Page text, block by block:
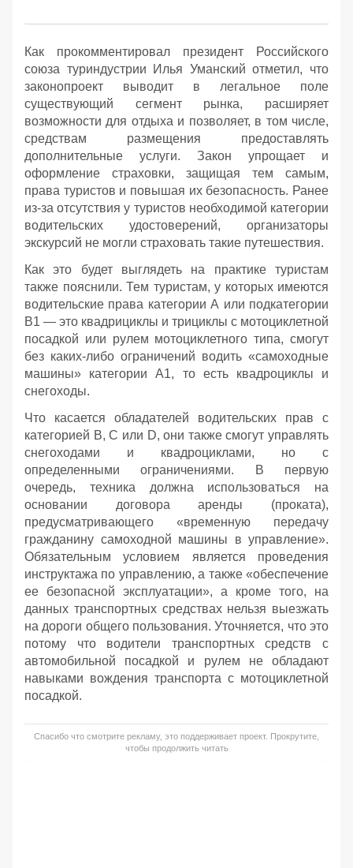
Как прокомментировал президент Российского
союза туриндустрии Илья Уманский отметил, что
законопроект выводит в легальное поле
существующий сегмент рынка, расширяет
возможности для отдыха и позволяет, в том числе,
средствам размещения предоставлять
дополнительные услуги. Закон упрощает и
оформление страховки, защищая тем самым,
права туристов и повышая их безопасность. Ранее
из-за отсутствия у туристов необходимой категории
водительских удостоверений, организаторы
экскурсий не могли страховать такие путешествия.
Как это будет выглядеть на практике туристам
также пояснили. Тем туристам, у которых имеются
водительские права категории А или подкатегории
B1 — это квадрициклы и трициклы с мотоциклетной
посадкой или рулем мотоциклетного типа, смогут
без каких-либо ограничений водить «самоходные
машины» категории А1, то есть квадроциклы и
снегоходы.
Что касается обладателей водительских прав с
категорией B, С или D, они также смогут управлять
снегоходами и квадроциклами, но с
определенными ограничениями. В первую
очередь, техника должна использоваться на
основании договора аренды (проката),
предусматривающего «временную передачу
гражданину самоходной машины в управление».
Обязательным условием является проведения
инструктажа по управлению, а также «обеспечение
ее безопасной эксплуатации», а кроме того, на
данных транспортных средствах нельзя выезжать
на дороги общего пользования. Уточняется, что это
потому что водители транспортных средств с
автомобильной посадкой и рулем не обладают
навыками вождения транспорта с мотоциклетной
посадкой.
Спасибо что смотрите рекламу, это поддерживает проект. Прокрутите,
чтобы продолжить читать